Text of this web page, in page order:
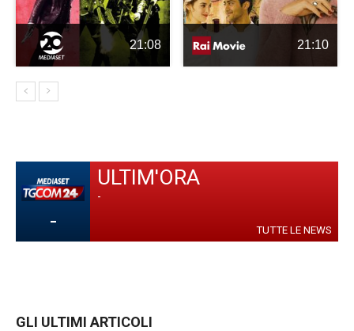
21:08 21:10
-
ULTIM'ORA
-
TUTTE LE NEWS
GLI ULTIMI ARTICOLI